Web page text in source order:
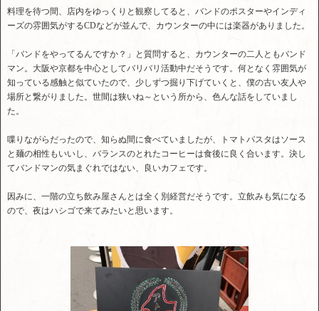
料理を待つ間、店内をゆっくりと観察してると、バンドのポスターやインディ
ーズの雰囲気がするCDなどが並んで、カウンターの中には楽器がありました。
「バンドをやってるんですか？」と質問すると、カウンターの二人ともバンド
マン。大阪や京都を中心としてバリバリ活動中だそうです。何となく雰囲気が
知っている感触と似ていたので、少しずつ掘り下げていくと、僕の古い友人や
場所と繋がりました。世間は狭いね～という所から、色んな話をしていまし
た。
喋りながらだったので、知らぬ間に食べていましたが、トマトパスタはソース
と麺の相性もいいし、バランスのとれたコーヒーは食後に良く合います。決し
てバンドマンの気まぐれではない、良いカフェです。
因みに、一階の立ち飲み屋さんとは全く別経営だそうです。立飲みも気になる
ので、夜はハシゴで来てみたいと思います。